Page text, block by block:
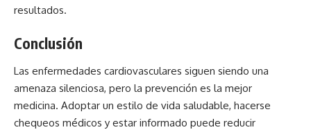
resultados.
Conclusión
Las enfermedades cardiovasculares siguen siendo una
amenaza silenciosa, pero la prevención es la mejor
medicina. Adoptar un estilo de vida saludable, hacerse
chequeos médicos y estar informado puede reducir